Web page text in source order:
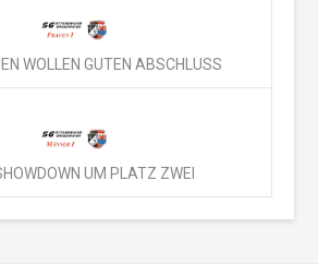
WOLLEN GUTEN ABSCHLUSS
UM PLATZ ZWEI